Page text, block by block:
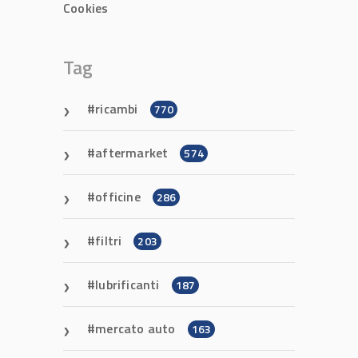
Cookies
Tag
ricambi 770
aftermarket 574
officine 286
filtri 203
lubrificanti 187
mercato auto 163